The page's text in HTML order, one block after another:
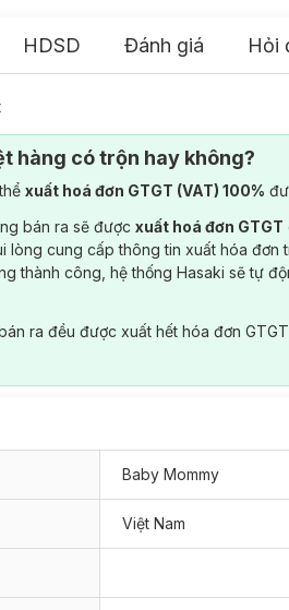
HDSD Đánh giá Hỏi
hàng có trộn hay không?
xuất hoá đơn GTGT (VAT) 100%
bán ra sẽ được xuất hoá đơn GTGT
lòng cung cấp thông tin xuất hóa
thành công, hệ thống Hasaki sẽ tự
ra đều được xuất hết hóa đơn
Baby Mommy
Việt Nam